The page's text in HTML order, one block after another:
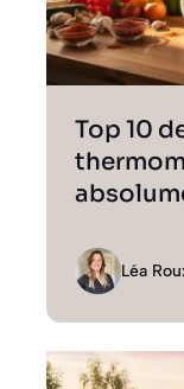
Top 10
Léa